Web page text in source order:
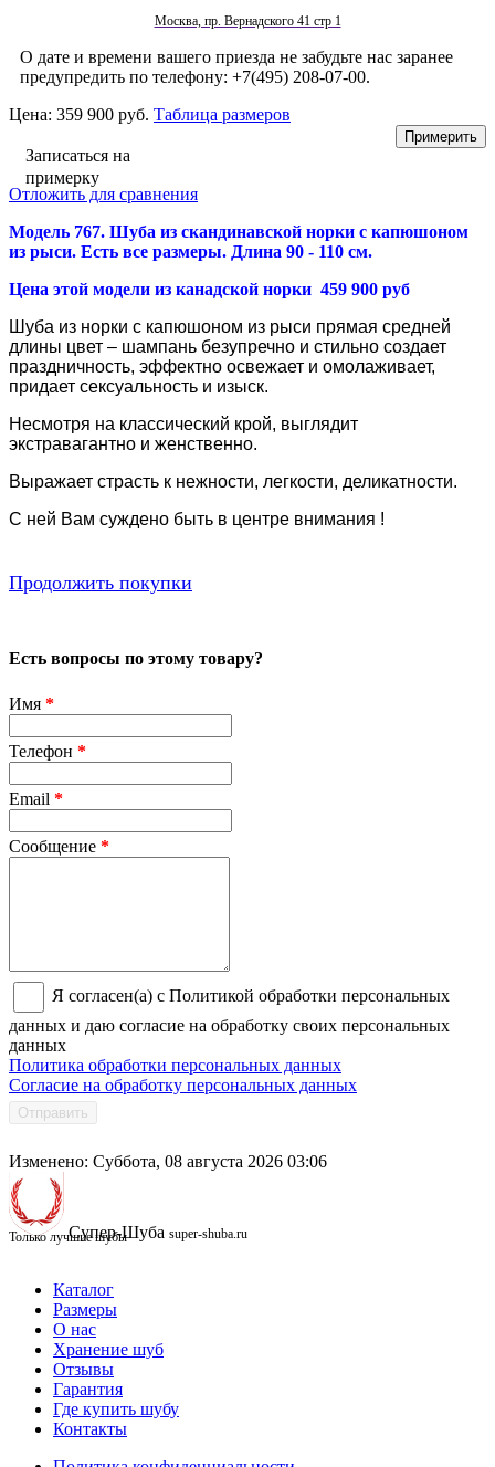
Москва, пр. Вернадского 41 стр 1
О дате и времени вашего приезда не забудьте нас заранее
предупредить по телефону: +7(495) 208-07-00.
Цена: 359 900 руб. Таблица размеров
Записаться на
примерку
Отложить для сравнения
Модель 767. Шуба из скандинавской норки с капюшоном
из рыси. Есть все размеры. Длина 90 - 110 см.
Цена этой модели из канадской норки 459 900 руб
Шуба из норки с капюшоном из рыси прямая средней
длины цвет – шампань безупречно и стильно создает
праздничность, эффектно освежает и омолаживает,
придает сексуальность и изыск.
Несмотря на классический крой, выглядит
экстравагантно и женственно.
Выражает страсть к нежности, легкости, деликатности.
С ней Вам суждено быть в центре внимания !
Продолжить покупки
Есть вопросы по этому товару?
Имя *
Телефон *
Email *
Сообщение *
Я согласен(а) с Политикой обработки персональных
данных и даю согласие на обработку своих персональных
данных
Политика обработки персональных данных
Согласие на обработку персональных данных
Отправить
Изменено: Суббота, 08 августа 2026 03:06
Супер-Шуба super-shuba.ru
Только лучшие шубы
Каталог
Размеры
О нас
Хранение шуб
Отзывы
Гарантия
Где купить шубу
Контакты